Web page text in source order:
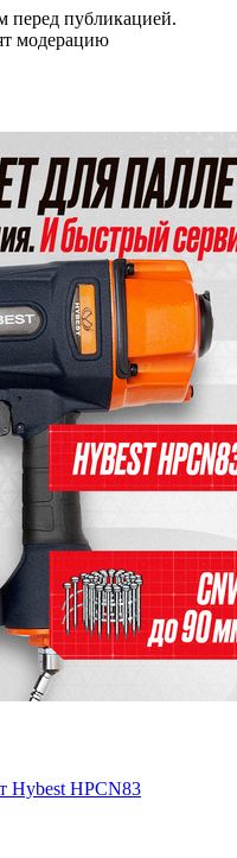
перед публикацией.
модерацию
Hybest HPCN83